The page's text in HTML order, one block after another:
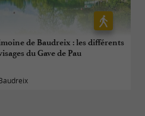
de Baudreix : les différents
du Gave de Pau